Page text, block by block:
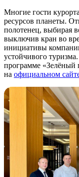
Многие гости
ресурсов планеты.
полотенец, выбирая
выключив кран во
инициативы
устойчивого
программе «Зелёный
на официальном